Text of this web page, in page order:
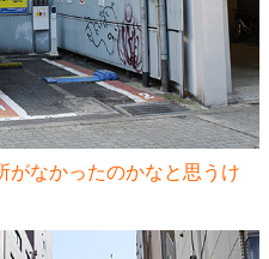
がなかったのかなと思うけ